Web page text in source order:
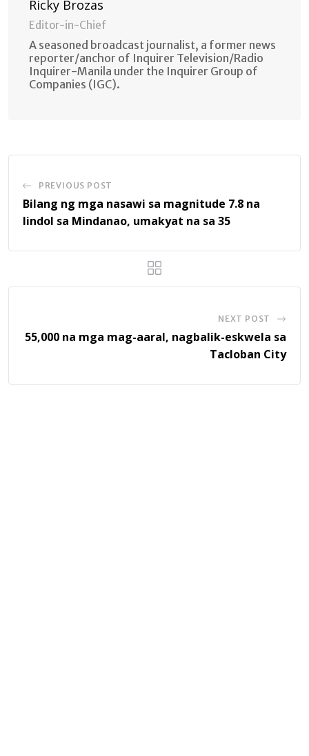
Ricky Brozas
Editor-in-Chief
A seasoned broadcast journalist, a former news
reporter/anchor of Inquirer Television/Radio
Inquirer-Manila under the Inquirer Group of
Companies (IGC).
PREVIOUS POST
Bilang ng mga nasawi sa magnitude 7.8 na
lindol sa Mindanao, umakyat na sa 35
NEXT POST
55,000 na mga mag-aaral, nagbalik-eskwela sa
Tacloban City